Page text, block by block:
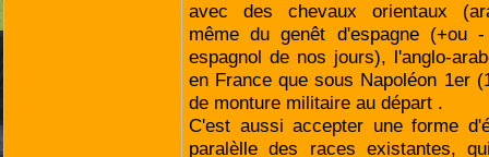
avec des chevaux orientaux
même du genêt d'espagne (+ou
espagnol de nos jours), l'anglo-
en France que sous Napoléon 1er
de monture militaire au départ .
C'est aussi accepter une forme
paralèlle des races existantes,